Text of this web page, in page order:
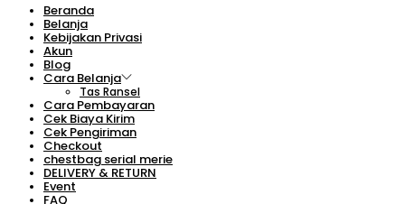
Beranda
Belanja
Kebijakan Privasi
Akun
Blog
Cara Belanja
Tas Ransel
Cara Pembayaran
Cek Biaya Kirim
Cek Pengiriman
Checkout
chestbag serial merie
DELIVERY & RETURN
Event
FAQ